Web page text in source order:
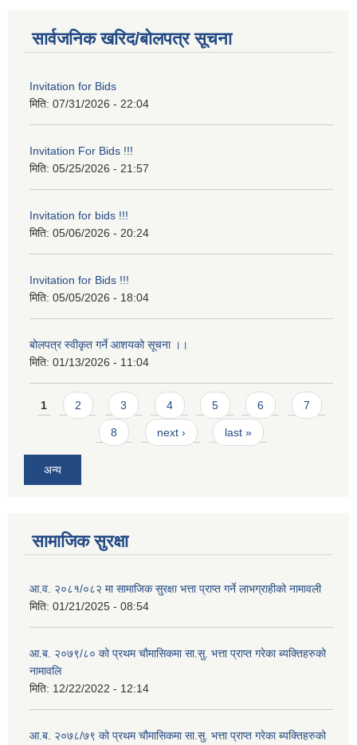
सार्वजनिक खरिद/बोलपत्र सूचना
Invitation for Bids
मिति: 07/31/2026 - 22:04
Invitation For Bids !!!
मिति: 05/25/2026 - 21:57
Invitation for bids !!!
मिति: 05/06/2026 - 20:24
Invitation for Bids !!!
मिति: 05/05/2026 - 18:04
बोलपत्र स्वीकृत गर्ने आशयको सूचना ।।
मिति: 01/13/2026 - 11:04
Pages
1 2 3 4 5 6 7
8 next › last »
अन्य
सामाजिक सुरक्षा
आ.व. २०८१/०८२ मा सामाजिक सुरक्षा भत्ता प्राप्त गर्ने लाभग्राहीको नामावली
मिति: 01/21/2025 - 08:54
आ.ब. २०७९/८० को प्रथम चौमासिकमा सा.सु. भत्ता प्राप्त गरेका ब्यक्तिहरुको
नामावलि
मिति: 12/22/2022 - 12:14
आ.ब. २०७८/७९ को प्रथम चौमासिकमा सा.सु. भत्ता प्राप्त गरेका ब्यक्तिहरुको